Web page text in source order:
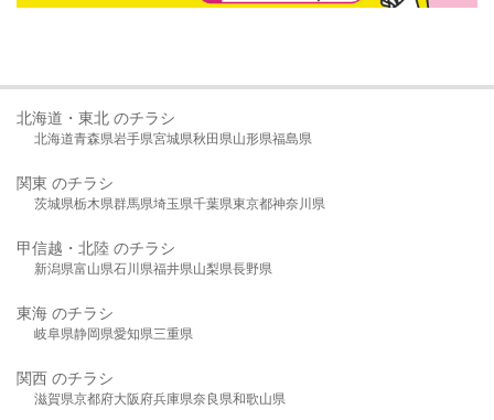
北海道・東北 のチラシ
北海道青森県岩手県宮城県秋田県山形県福島県
関東 のチラシ
茨城県栃木県群馬県埼玉県千葉県東京都神奈川県
甲信越・北陸 のチラシ
新潟県富山県石川県福井県山梨県長野県
東海 のチラシ
岐阜県静岡県愛知県三重県
関西 のチラシ
滋賀県京都府大阪府兵庫県奈良県和歌山県